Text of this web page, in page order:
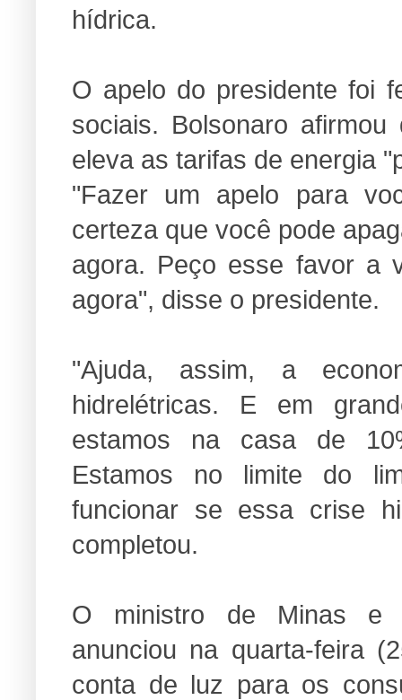
hídrica.
O apelo do presidente foi
sociais. Bolsonaro
eleva as tarifas de energia
"Fazer um apelo para
certeza que você pode
agora. Peço esse favor a
agora", disse o presidente.
"Ajuda, assim, a
hidrelétricas. E em
estamos na casa de
Estamos no limite do
funcionar se essa crise
completou.
O ministro de Minas e
anunciou na quarta-feira
conta de luz para os